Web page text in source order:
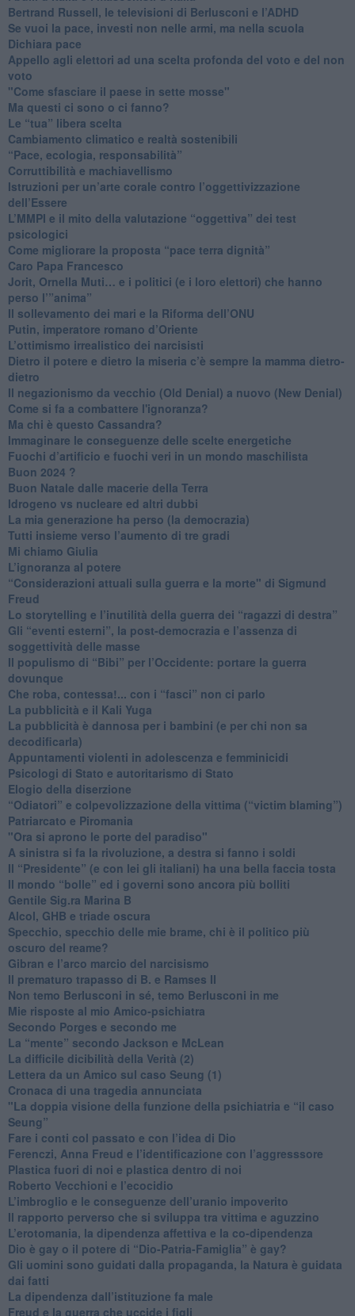
​Bertrand Russell, le televisioni di Berlusconi e l’ADHD
​Se vuoi la pace, investi non nelle armi, ma nella scuola
​Dichiara pace
​Appello agli elettori ad una scelta profonda del voto e del non
voto
"Come sfasciare il paese in sette mosse"
​Ma questi ci sono o ci fanno?
​Le “tua” libera scelta
Cambiamento climatico e realtà sostenibili
“Pace, ecologia, responsabilità”
​Corruttibilità e machiavellismo
Istruzioni per un’arte corale contro l’oggettivizzazione
dell’Essere
​L’MMPI e il mito della valutazione “oggettiva” dei test
psicologici
Come migliorare la proposta “pace terra dignità”
Caro Papa Francesco
​Jorit, Ornella Muti… e i politici (e i loro elettori) che hanno
perso l’”anima”
​Il sollevamento dei mari e la Riforma dell’ONU
Putin, imperatore romano d’Oriente
​L’ottimismo irrealistico dei narcisisti
​Dietro il potere e dietro la miseria c’è sempre la mamma dietro-
dietro
Il negazionismo da vecchio (Old Denial) a nuovo (New Denial)
Come si fa a combattere l'ignoranza?
Ma chi è questo Cassandra?
Immaginare le conseguenze delle scelte energetiche
​Fuochi d’artificio e fuochi veri in un mondo maschilista
Buon 2024 ?
​Buon Natale dalle macerie della Terra
​Idrogeno vs nucleare ed altri dubbi
​La mia generazione ha perso (la democrazia)
​Tutti insieme verso l’aumento di tre gradi
Mi chiamo Giulia
L’ignoranza al potere
​“Considerazioni attuali sulla guerra e la morte" di Sigmund
Freud
​Lo storytelling e l’inutilità della guerra dei “ragazzi di destra”
​Gli “eventi esterni”, la post-democrazia e l’assenza di
soggettività delle masse
​Il populismo di “Bibi” per l’Occidente: portare la guerra
dovunque
​Che roba, contessa!... con i “fasci” non ci parlo
La pubblicità e il Kali Yuga
​La pubblicità è dannosa per i bambini (e per chi non sa
decodificarla)
​Appuntamenti violenti in adolescenza e femminicidi
​Psicologi di Stato e autoritarismo di Stato
Elogio della diserzione
“Odiatori” e colpevolizzazione della vittima (“victim blaming”)
​Patriarcato e Piromania
"Ora si aprono le porte del paradiso"
​A sinistra si fa la rivoluzione, a destra si fanno i soldi
​Il “Presidente” (e con lei gli italiani) ha una bella faccia tosta
​Il mondo “bolle” ed i governi sono ancora più bolliti
​Gentile Sig.ra Marina B
​Alcol, GHB e triade oscura
​Specchio, specchio delle mie brame, chi è il politico più
oscuro del reame?
​Gibran e l’arco marcio del narcisismo
​Il prematuro trapasso di B. e Ramses II
​Non temo Berlusconi in sé, temo Berlusconi in me
​Mie risposte al mio Amico-psichiatra
​Secondo Porges e secondo me
​La “mente” secondo Jackson e McLean
La difficile dicibilità della Verità (2)
​Lettera da un Amico sul caso Seung (1)
​Cronaca di una tragedia annunciata
"​La doppia visione della funzione della psichiatria e “il caso
Seung”
​Fare i conti col passato e con l’idea di Dio
​Ferenczi, Anna Freud e l’identificazione con l’aggresssore
Plastica fuori di noi e plastica dentro di noi
​Roberto Vecchioni e l’ecocidio
​L’imbroglio e le conseguenze dell’uranio impoverito
​Il rapporto perverso che si sviluppa tra vittima e aguzzino
L’erotomania, la dipendenza affettiva e la co-dipendenza
​Dio è gay o il potere di “Dio-Patria-Famiglia” è gay?
​Gli uomini sono guidati dalla propaganda, la Natura è guidata
dai fatti
La dipendenza dall’istituzione fa male
​Freud e la guerra che uccide i figli